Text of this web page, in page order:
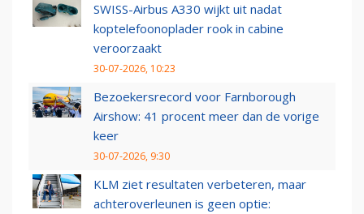
SWISS-Airbus A330 wijkt uit nadat
koptelefoonoplader rook in cabine
veroorzaakt
30-07-2026, 10:23
Bezoekersrecord voor Farnborough
Airshow: 41 procent meer dan de vorige
keer
30-07-2026, 9:30
KLM ziet resultaten verbeteren, maar
achteroverleunen is geen optie: